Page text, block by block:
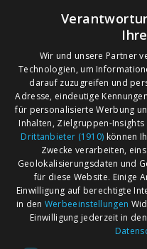
AGB
Impressum
Wir und unsere Partner
Technologien, um
darauf zuzugreifen und
Adresse, eindeutige
für personalisierte Werbung
Inhalten, Zielgruppen-
Drittanbieter (1910) können
Zwecke verarbeiten,
Geolokalisierungsdaten und
für diese Website. Einige
Einwilligung auf berechtigte
in den Werbeeinstellungen
Einwilligung jederzeit in den